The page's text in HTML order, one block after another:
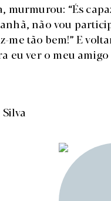
murmurou: “És
não vou
me tão bem!” E
eu ver o meu amigo
Silva